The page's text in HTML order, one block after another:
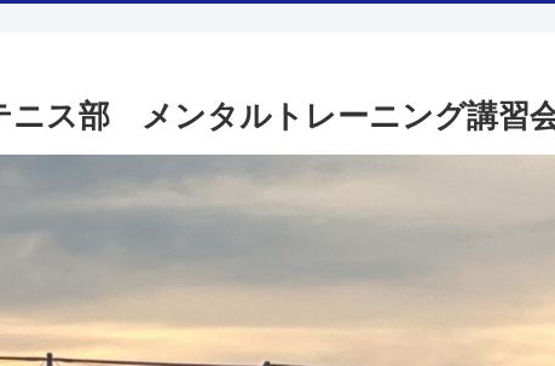
ス部 メンタルトレーニング講習